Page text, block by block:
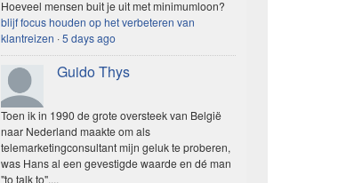
Hoeveel mensen buit je uit met minimumloon?
blijf focus houden op het verbeteren van
klantreizen ·5 days ago
Guido Thys
Toen ik in 1990 de grote oversteek van België
naar Nederland maakte om als
telemarketingconsultant mijn geluk te proberen,
was Hans al een gevestigde waarde en dé man
"to talk to"....